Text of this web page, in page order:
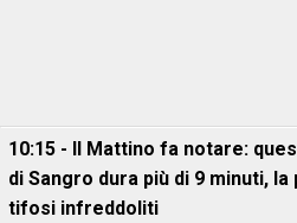
10:15 - Il Mattino fa notare:
di Sangro dura più di 9 minuti,
tifosi infreddoliti